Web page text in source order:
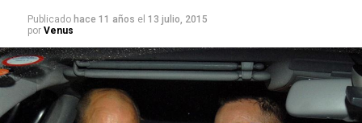
Publicado hace 11 años el 13 julio, 2015
por Venus